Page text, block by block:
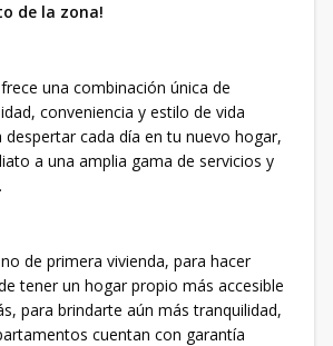
de la zona!
una combinación única de
conveniencia y estilo de vida
despertar cada día en tu nuevo hogar,
a una amplia gama de servicios y
de primera vivienda, para hacer
tener un hogar propio más accesible
para brindarte aún más tranquilidad,
cuentan con garantía